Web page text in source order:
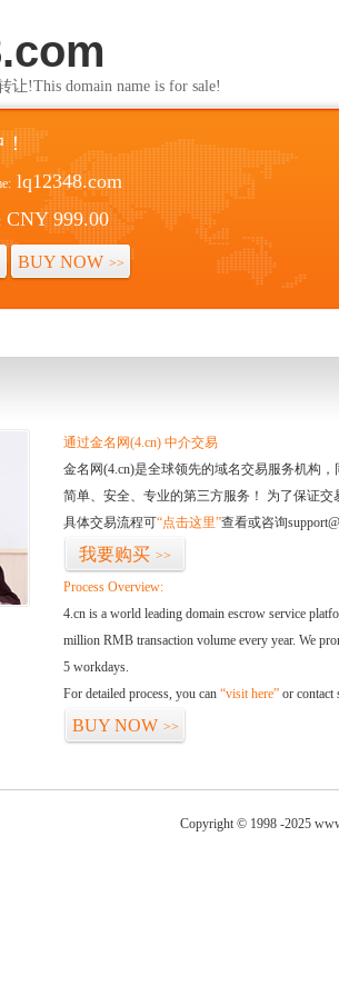
!This domain name is for sale!
！
lq12348.com
CNY 999.00
BUY NOW >>
通过金名网(4.cn) 中介交易
金名网(4.cn)是全球领先的域名交易服务机构
简单、安全、专业的第三方服务！ 为了保证
具体交易流程可“点击这里”查看或咨询
我要购买 >>
Process Overview:
4.cn is a world leading domain escrow service
million RMB transaction volume every year. We
5 workdays.
For detailed process, you can “visit here” or contact
BUY NOW >>
Copyright © 1998 -2025